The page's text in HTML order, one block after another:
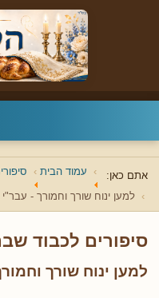
אתם כאן: עמוד הבית
למען ינוח שורך וחמורך - עבר"י
סיפורים לכבוד
למען ינוח שורך